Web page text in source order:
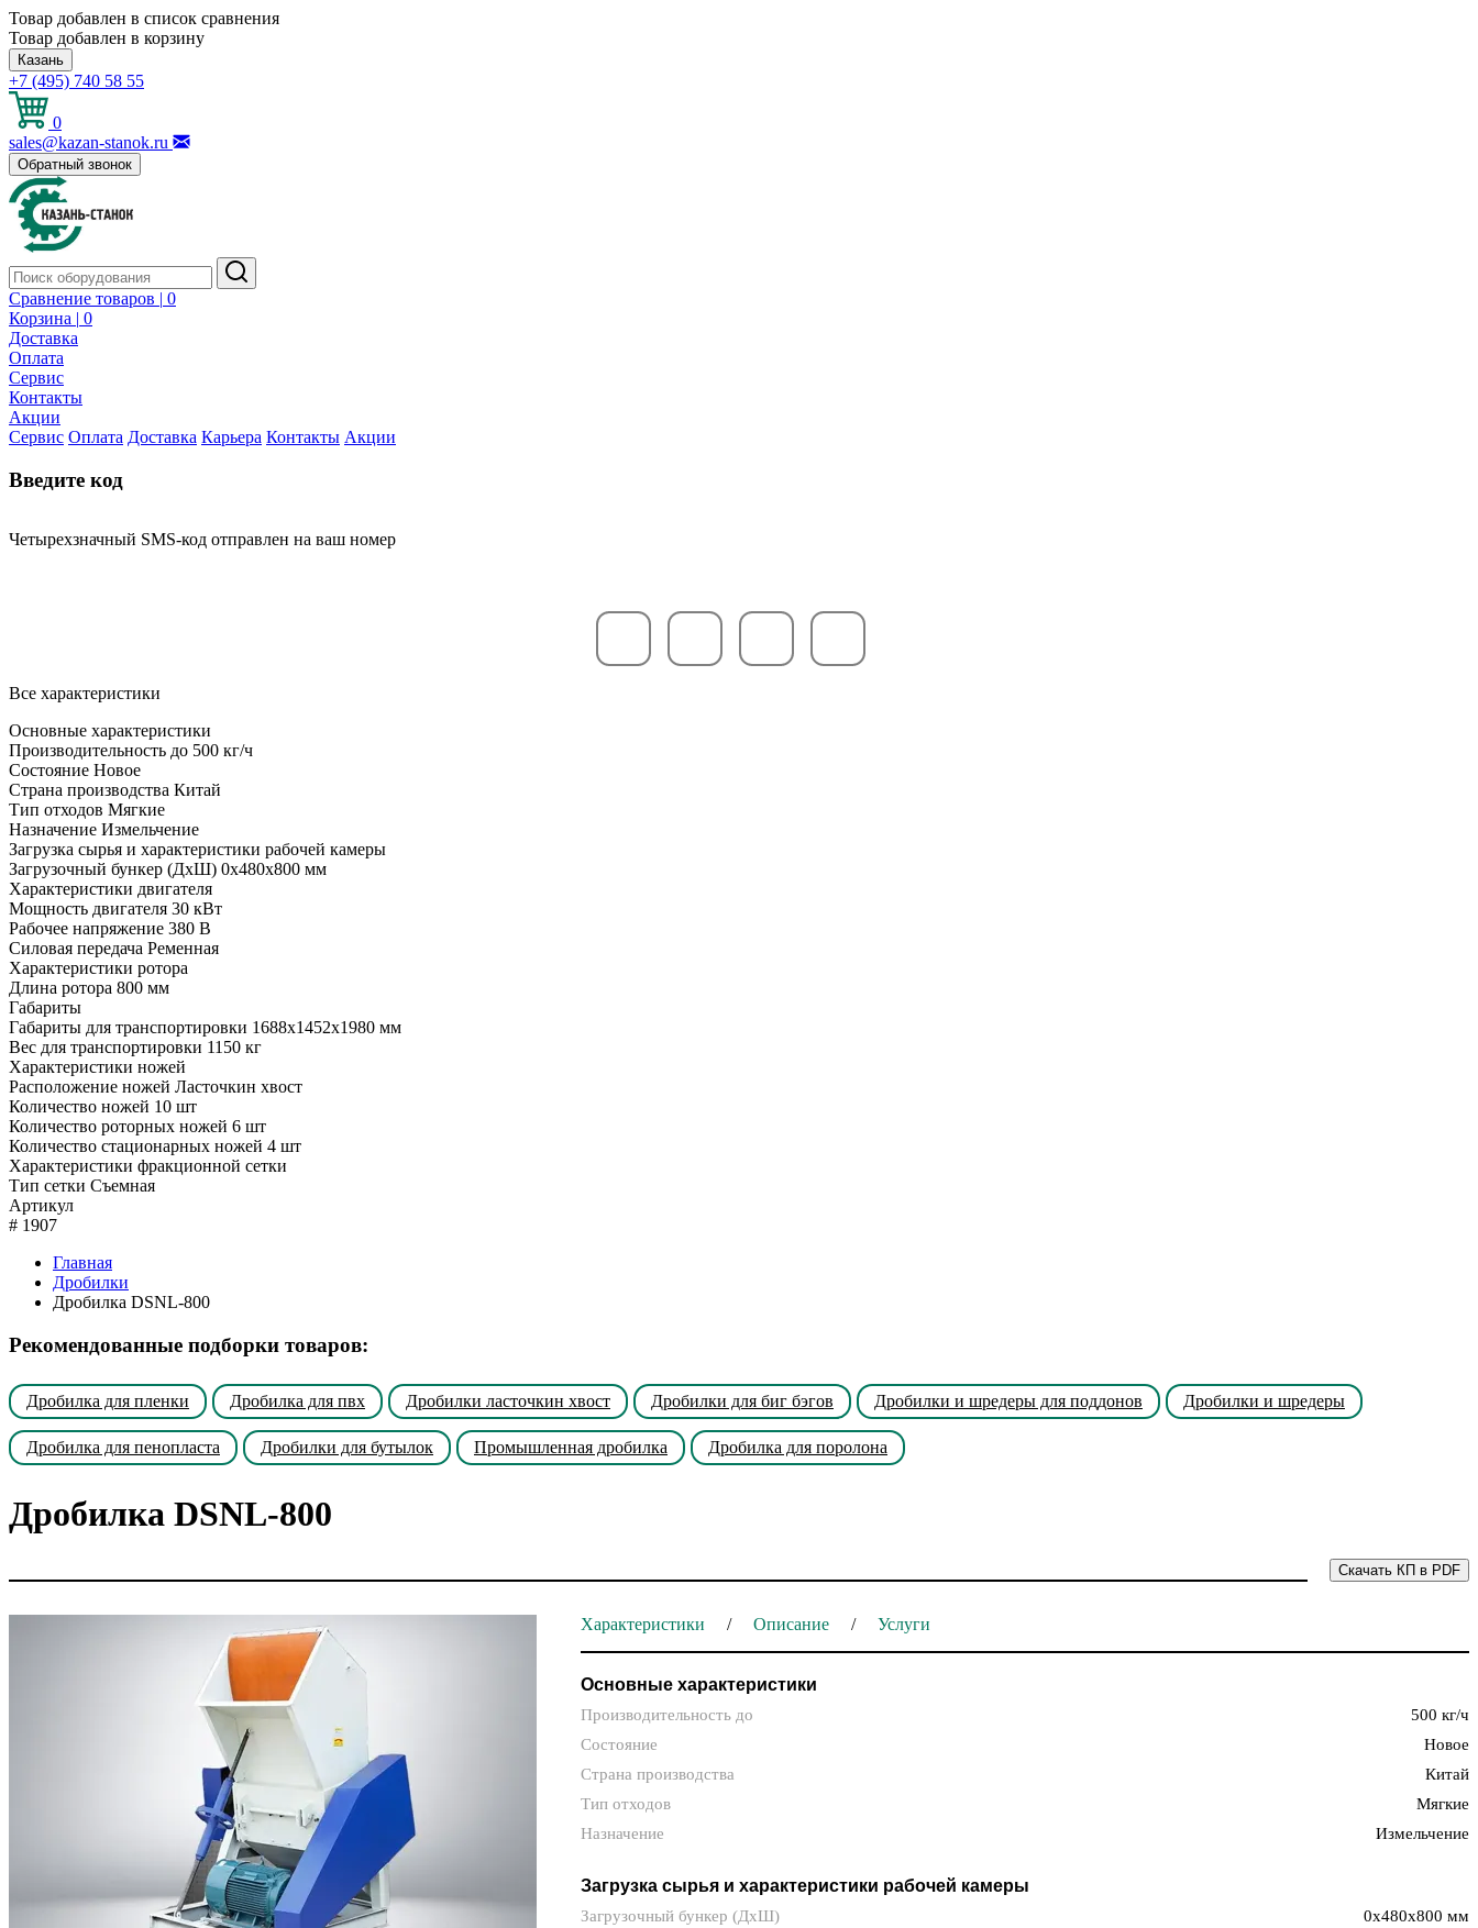
Товар добавлен в список сравнения
Товар добавлен в корзину
Казань
+7 (495) 740 58 55
0
sales@kazan-stanok.ru
Обратный звонок
Сравнение товаров | 0
Корзина | 0
Доставка
Оплата
Сервис
Контакты
Акции
Сервис Оплата Доставка Карьера Контакты Акции
Введите код
Четырехзначный SMS-код отправлен на ваш номер
Все характеристики
Основные характеристики
Производительность до 500 кг/ч
Состояние Новое
Страна производства Китай
Тип отходов Мягкие
Назначение Измельчение
Загрузка сырья и характеристики рабочей камеры
Загрузочный бункер (ДхШ) 0x480x800 мм
Характеристики двигателя
Мощность двигателя 30 кВт
Рабочее напряжение 380 В
Силовая передача Ременная
Характеристики ротора
Длина ротора 800 мм
Габариты
Габариты для транспортировки 1688x1452x1980 мм
Вес для транспортировки 1150 кг
Характеристики ножей
Расположение ножей Ласточкин хвост
Количество ножей 10 шт
Количество роторных ножей 6 шт
Количество стационарных ножей 4 шт
Характеристики фракционной сетки
Тип сетки Съемная
Артикул
# 1907
Главная
Дробилки
Дробилка DSNL-800
Рекомендованные подборки товаров:
Дробилка для пленки Дробилка для пвх Дробилки ласточкин хвост Дробилки для биг бэгов Дробилки и шредеры для поддонов Дробилки и шредеры
Дробилка для пенопласта Дробилки для бутылок Промышленная дробилка Дробилка для поролона
Дробилка DSNL-800
Скачать КП в PDF
Характеристики Описание Услуги
Основные характеристики
Производительность до
500 кг/ч
Состояние
Новое
Страна производства
Китай
Тип отходов
Мягкие
Назначение
Измельчение
Загрузка сырья и характеристики рабочей камеры
Загрузочный бункер (ДхШ) 0x480x800 мм